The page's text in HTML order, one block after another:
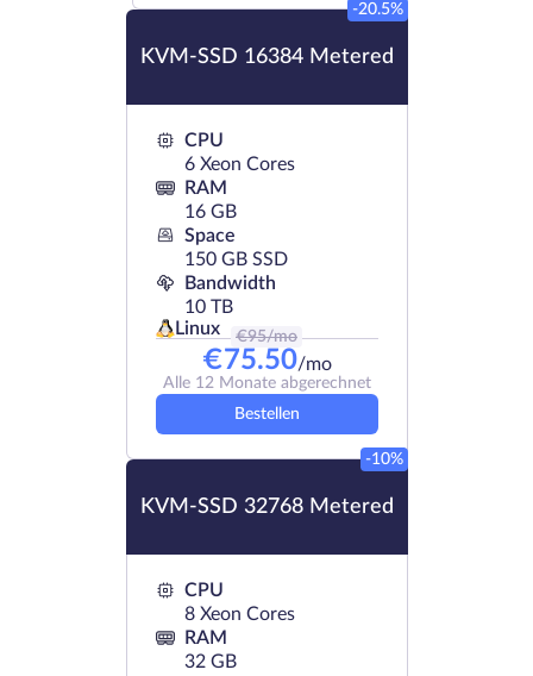
KVM-SSD 16384 Metered
-20.5%
CPU
6 Xeon Cores
RAM
16 GB
Space
150 GB SSD
Bandwidth
10 TB
Linux
€95/mo
€75.50/mo
Alle 12 Monate abgerechnet
Bestellen
KVM-SSD 32768 Metered
-10%
CPU
8 Xeon Cores
RAM
32 GB